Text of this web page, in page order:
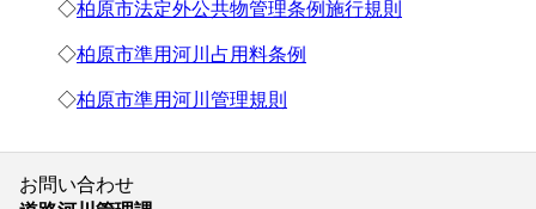
◇柏原市法定外公共物管理条例施行規則
◇柏原市準用河川占用料条例
◇柏原市準用河川管理規則
お問い合わせ